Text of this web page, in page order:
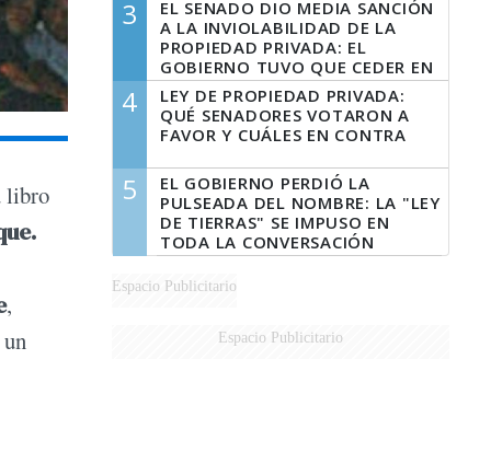
libro
,
MARIDO
3
EL SENADO DIO MEDIA SANCIÓN
A LA INVIOLABILIDAD DE LA
PROPIEDAD PRIVADA: EL
GOBIERNO TUVO QUE CEDER EN
LA LEY DEL MANEJO DEL FUEGO
4
LEY DE PROPIEDAD PRIVADA:
QUÉ SENADORES VOTARON A
FAVOR Y CUÁLES EN CONTRA
5
EL GOBIERNO PERDIÓ LA
PULSEADA DEL NOMBRE: LA "LEY
DE TIERRAS" SE IMPUSO EN
TODA LA CONVERSACIÓN
DIGITAL
Espacio Publicitario
Espacio Publicitario